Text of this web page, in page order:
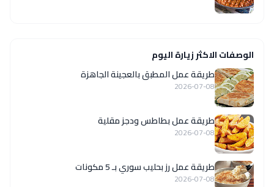
الوصفات الاكثر زيارة اليوم
طريقة عمل المطبق بالعجينة الجاهزة
2026-07-08
طريقة عمل بطاطس ودجز مقلية
2026-07-08
طريقة عمل رز بحليب سوري بـ 5 مكونات
2026-07-08